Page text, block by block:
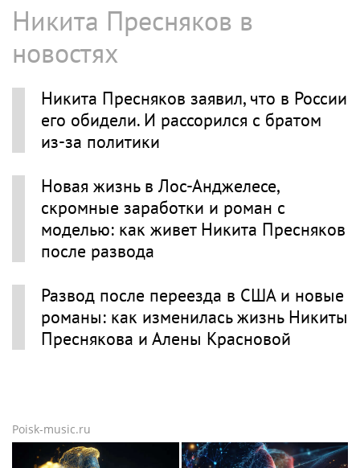
Никита Пресняков в
новостях
Никита Пресняков заявил, что в России
его обидели. И рассорился с братом
из-за политики
Новая жизнь в Лос-Анджелесе,
скромные заработки и роман с
моделью: как живет Никита Пресняков
после развода
Развод после переезда в США и новые
романы: как изменилась жизнь Никиты
Преснякова и Алены Красновой
Poisk-music.ru